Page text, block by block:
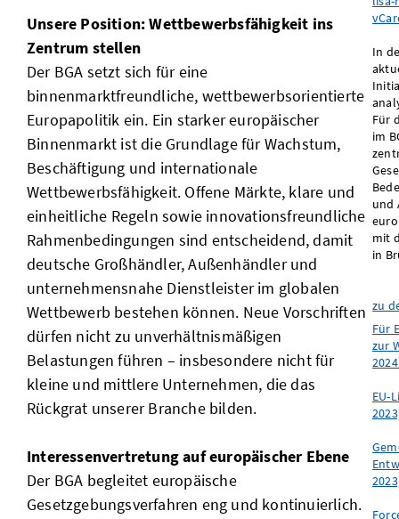
Unsere Position: Wettbewerbsfähigkeit ins
Zentrum stellen
Der BGA setzt sich für eine
binnenmarktfreundliche, wettbewerbsorientierte
Europapolitik ein. Ein starker europäischer
Binnenmarkt ist die Grundlage für Wachstum,
Beschäftigung und internationale
Wettbewerbsfähigkeit. Offene Märkte, klare und
einheitliche Regeln sowie innovationsfreundliche
Rahmenbedingungen sind entscheidend, damit
deutsche Großhändler, Außenhändler und
unternehmensnahe Dienstleister im globalen
Wettbewerb bestehen können. Neue Vorschriften
dürfen nicht zu unverhältnismäßigen
Belastungen führen – insbesondere nicht für
kleine und mittlere Unternehmen, die das
Rückgrat unserer Branche bilden.
Interessenvertretung auf europäischer Ebene
Der BGA begleitet europäische
Gesetzgebungsverfahren eng und kontinuierlich.
In
Für
im
und
mit
in
zu
Für
zur
EU-